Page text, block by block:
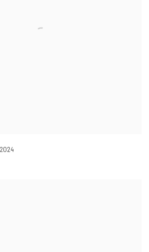
2024